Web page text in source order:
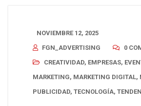
NOVIEMBRE 12, 2025
FGN_ADVERTISING
0
CREATIVIDAD, EMPRESAS,
MARKETING, MARKETING DIGITAL,
PUBLICIDAD, TECNOLOGÍA,